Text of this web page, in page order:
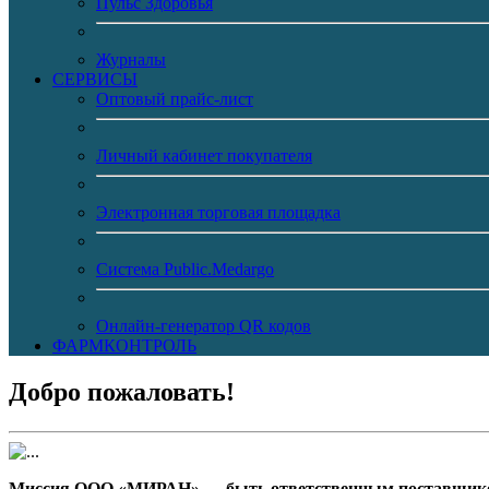
Журналы
CЕРВИСЫ
Оптовый прайс-лист
Личный кабинет покупателя
Электронная торговая площадка
Система Public.Medargo
Онлайн-генератор QR кодов
ФАРМКОНТРОЛЬ
Добро пожаловать!